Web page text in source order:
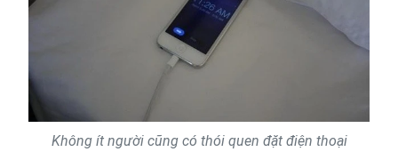
Không ít người cũng có thói quen đặt điện thoại